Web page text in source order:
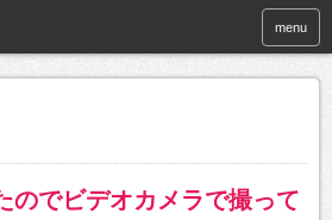
menu
のでビデオカメラで撮って